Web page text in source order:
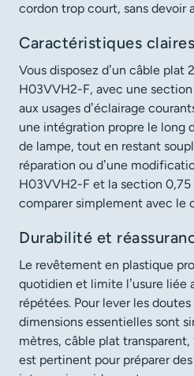
cordon trop court, sans devoir
Caractéristiques
Vous disposez d’un câble plat
H03VVH2-F, avec une
aux usages d’éclairage
une intégration propre le long
de lampe, tout en restant
réparation ou d’une
H03VVH2-F et la section
comparer simplement avec le
Durabilité et
Le revêtement en plastique
quotidien et limite l’usure liée
répétées. Pour lever les
dimensions essentielles sont
mètres, câble plat
est pertinent pour préparer